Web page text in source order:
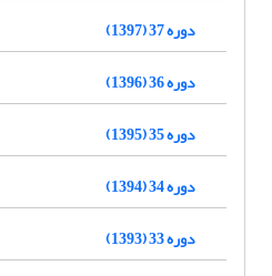
دوره 37 (1397)
دوره 36 (1396)
دوره 35 (1395)
دوره 34 (1394)
دوره 33 (1393)